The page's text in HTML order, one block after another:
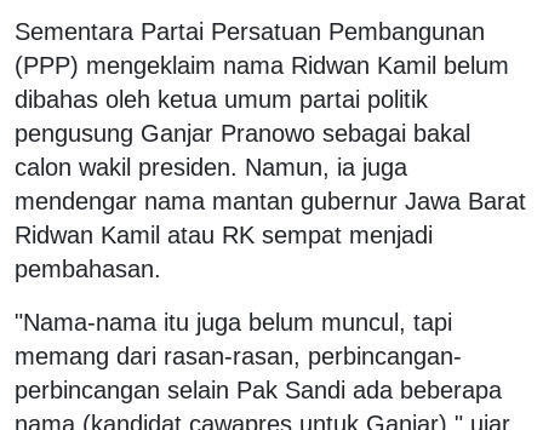
Sementara Partai Persatuan Pembangunan
(PPP) mengeklaim nama Ridwan Kamil belum
dibahas oleh ketua umum partai politik
pengusung Ganjar Pranowo sebagai bakal
calon wakil presiden. Namun, ia juga
mendengar nama mantan gubernur Jawa Barat
Ridwan Kamil atau RK sempat menjadi
pembahasan.
"Nama-nama itu juga belum muncul, tapi
memang dari rasan-rasan, perbincangan-
perbincangan selain Pak Sandi ada beberapa
nama (kandidat cawapres untuk Ganjar)," ujar